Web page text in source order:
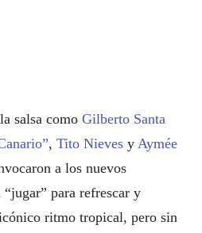
salsa como Gilberto Santa
, Tito Nieves y Aymée
a los nuevos
para refrescar y
ritmo tropical, pero sin